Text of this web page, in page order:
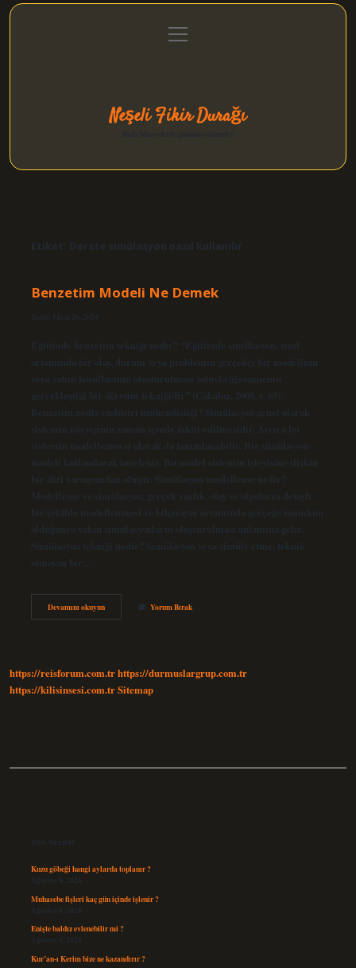
Gizlilik Politikası
menüyü
aç
Neşeli Fikir Durağı
Etiket: Derste simülasyon nasıl kullanılır
Benzetim Modeli Ne Demek
Tarih: Ekim 26, 2024
Eğitimde benzetim tekniği nedir? “Eğitimde simülasyon, sınıf
ortamında bir olay, durum veya problemin gerçekçi bir modelinin
veya yakın koşullarının oluşturulması yoluyla öğrenmenin
gerçekleştiği bir öğretim tekniğidir” (Çakaloz, 2008, s. 69).
Benzetim nedir endüstri mühendisliği? Simülasyon genel olarak
sistemin işleyişinin zaman içinde taklit edilmesidir. Ayrıca bu
sistemin modellenmesi olarak da tanımlanabilir. Bir simülasyon
modeli kullanılarak incelenir. Bu model sistemin işleyişine ilişkin
bir dizi varsayımdan oluşur. Simülasyon modelleme nedir?
Modelleme ve simülasyon, gerçek varlık, olay ve olguların detaylı
bir şekilde modellenmesi ve bilgisayar ortamında gerçeğe mümkün
olduğunca yakın simülasyonların oluşturulması anlamına gelir.
Simülasyon tekniği nedir? Simülasyon veya simüle etme, teknik
olmayan bir…
Devamını okuyunBenzetim
Modeli
Yorum Bırak
https://reisforum.com.trhttps://durmuslargrup.com.tr
https://kilisinsesi.com.trSitemap
Son Yazılar
Kuzu göbeği hangi aylarda toplanır ?
Ağustos 8, 2026
Muhasebe fişleri kaç gün içinde işlenir ?
Ağustos 8, 2026
Enişte baldız evlenebilir mi ?
Ağustos 6, 2026
Kur’an-ı Kerim bize ne kazandırır ?